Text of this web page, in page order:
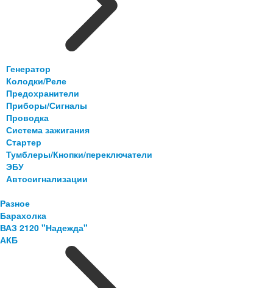
Генератор
Колодки/Реле
Предохранители
Приборы/Сигналы
Проводка
Система зажигания
Стартер
Тумблеры/Кнопки/переключатели
ЭБУ
Автосигнализации
Разное
Барахолка
ВАЗ 2120 "Надежда"
АКБ